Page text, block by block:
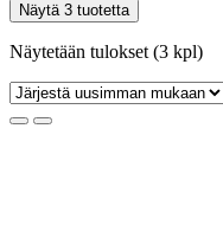
Näytä 3 tuotetta
Näytetään tulokset (3 kpl)